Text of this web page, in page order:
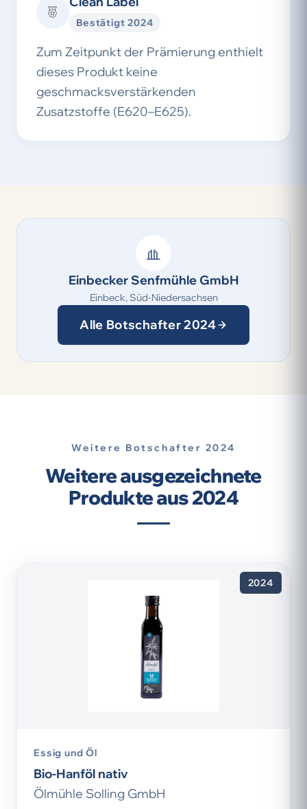
Bestätigt 2024
Zum Zeitpunkt der Prämierung enthielt
dieses Produkt keine
geschmacksverstärkenden
Zusatzstoffe (E620–E625).
Einbecker Senfmühle GmbH
Einbeck, Süd-Niedersachsen
Alle Botschafter 2024
Weitere Botschafter 2024
Weitere ausgezeichnete
Produkte aus 2024
2024
Essig und Öl
Bio-Hanföl nativ
Ölmühle Solling GmbH